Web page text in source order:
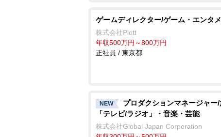
ゲームディレクター/ゲーム・エンタメ
株式会社Plott
年収500万円～800万円
正社員 / 東京都
NEW
プロダクションマネージャー/
「テレビ/ラジオ」・音楽・芸能
株式会社Global Japan Corporation